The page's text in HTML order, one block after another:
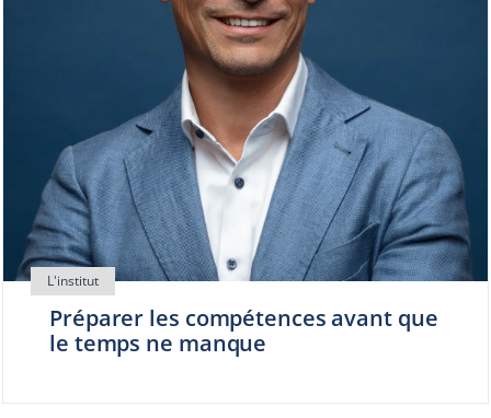
Préparer les compétences avant que
le temps ne manque